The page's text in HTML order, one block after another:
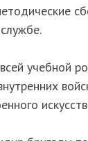
учебной